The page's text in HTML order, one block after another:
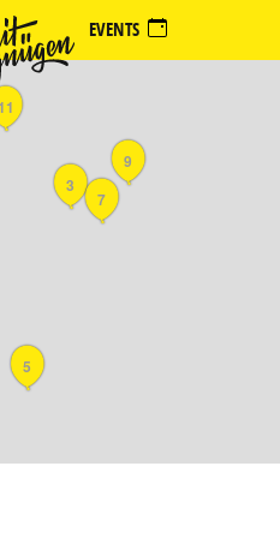
EVENTS
5
3
7
9